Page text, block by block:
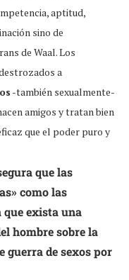
aptitud,
sino de
de Waal. Los
a
-también sexualmente-
amigos y tratan bien
que el poder puro y
que las
como las
que exista una
hombre sobre la
guerra de sexos por